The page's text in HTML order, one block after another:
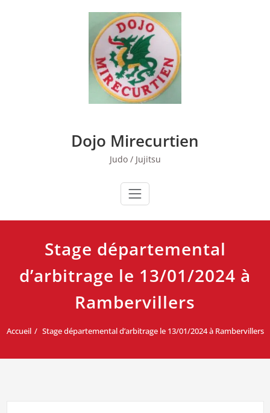
Dojo Mirecurtien
Judo / Jujitsu
Stage départemental
d’arbitrage le 13/01/2024 à
Rambervillers
Accueil Stage départemental d’arbitrage le 13/01/2024 à Rambervillers